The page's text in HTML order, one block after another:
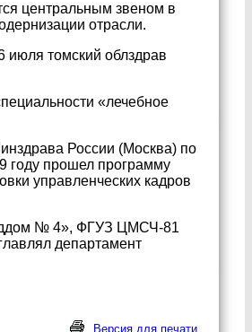
центральным звеном в
отрасли.
июля томский облздрав
«лечебное
России (Москва) по
году прошел программу
управленческих кадров
№ 4», ФГУЗ ЦМСЧ-81
департамент
Версия для печати